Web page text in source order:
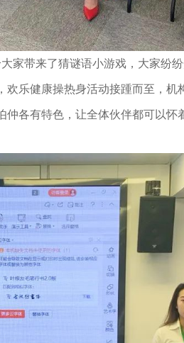
带来了猜谜语小游戏，大家纷
乐健康操热身活动接踵而至，机
各有特色，让全体伙伴都可以怀